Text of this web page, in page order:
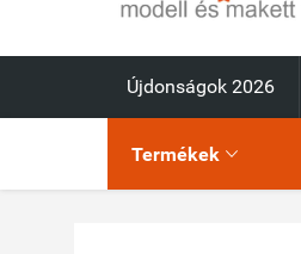
Újdonságok 2026
Termékek 